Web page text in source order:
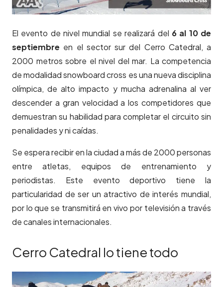
El evento de nivel mundial se realizará del 6 al 10 de
septiembre en el sector sur del Cerro Catedral, a
2000 metros sobre el nivel del mar. La competencia
de modalidad snowboard cross es una nueva disciplina
olímpica, de alto impacto y mucha adrenalina al ver
descender a gran velocidad a los competidores que
demuestran su habilidad para completar el circuito sin
penalidades y ni caídas.
Se espera recibir en la ciudad a más de 2000 personas
entre atletas, equipos de entrenamiento y
periodistas. Este evento deportivo tiene la
particularidad de ser un atractivo de interés mundial,
por lo que se transmitirá en vivo por televisión a través
de canales internacionales.
Cerro Catedral lo tiene todo